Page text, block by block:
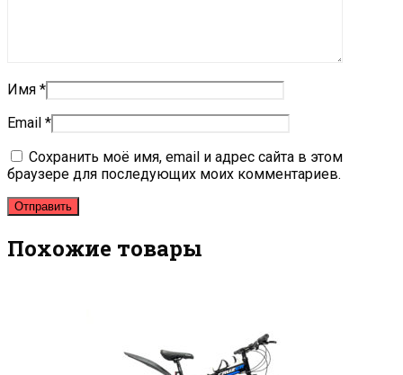
Имя *
Email *
Сохранить моё имя, email и адрес сайта в этом
браузере для последующих моих комментариев.
Похожие товары